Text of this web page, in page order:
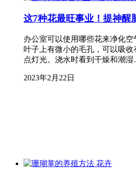
这7种花最旺事业！提神醒
办公室可以使用哪些花来净化
叶子上有微小的毛孔，可以吸
点灯光。浇水时看到干燥和潮
2023年2月22日
花卉